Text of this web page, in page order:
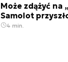
Może zdążyć na
Samolot
4 min.